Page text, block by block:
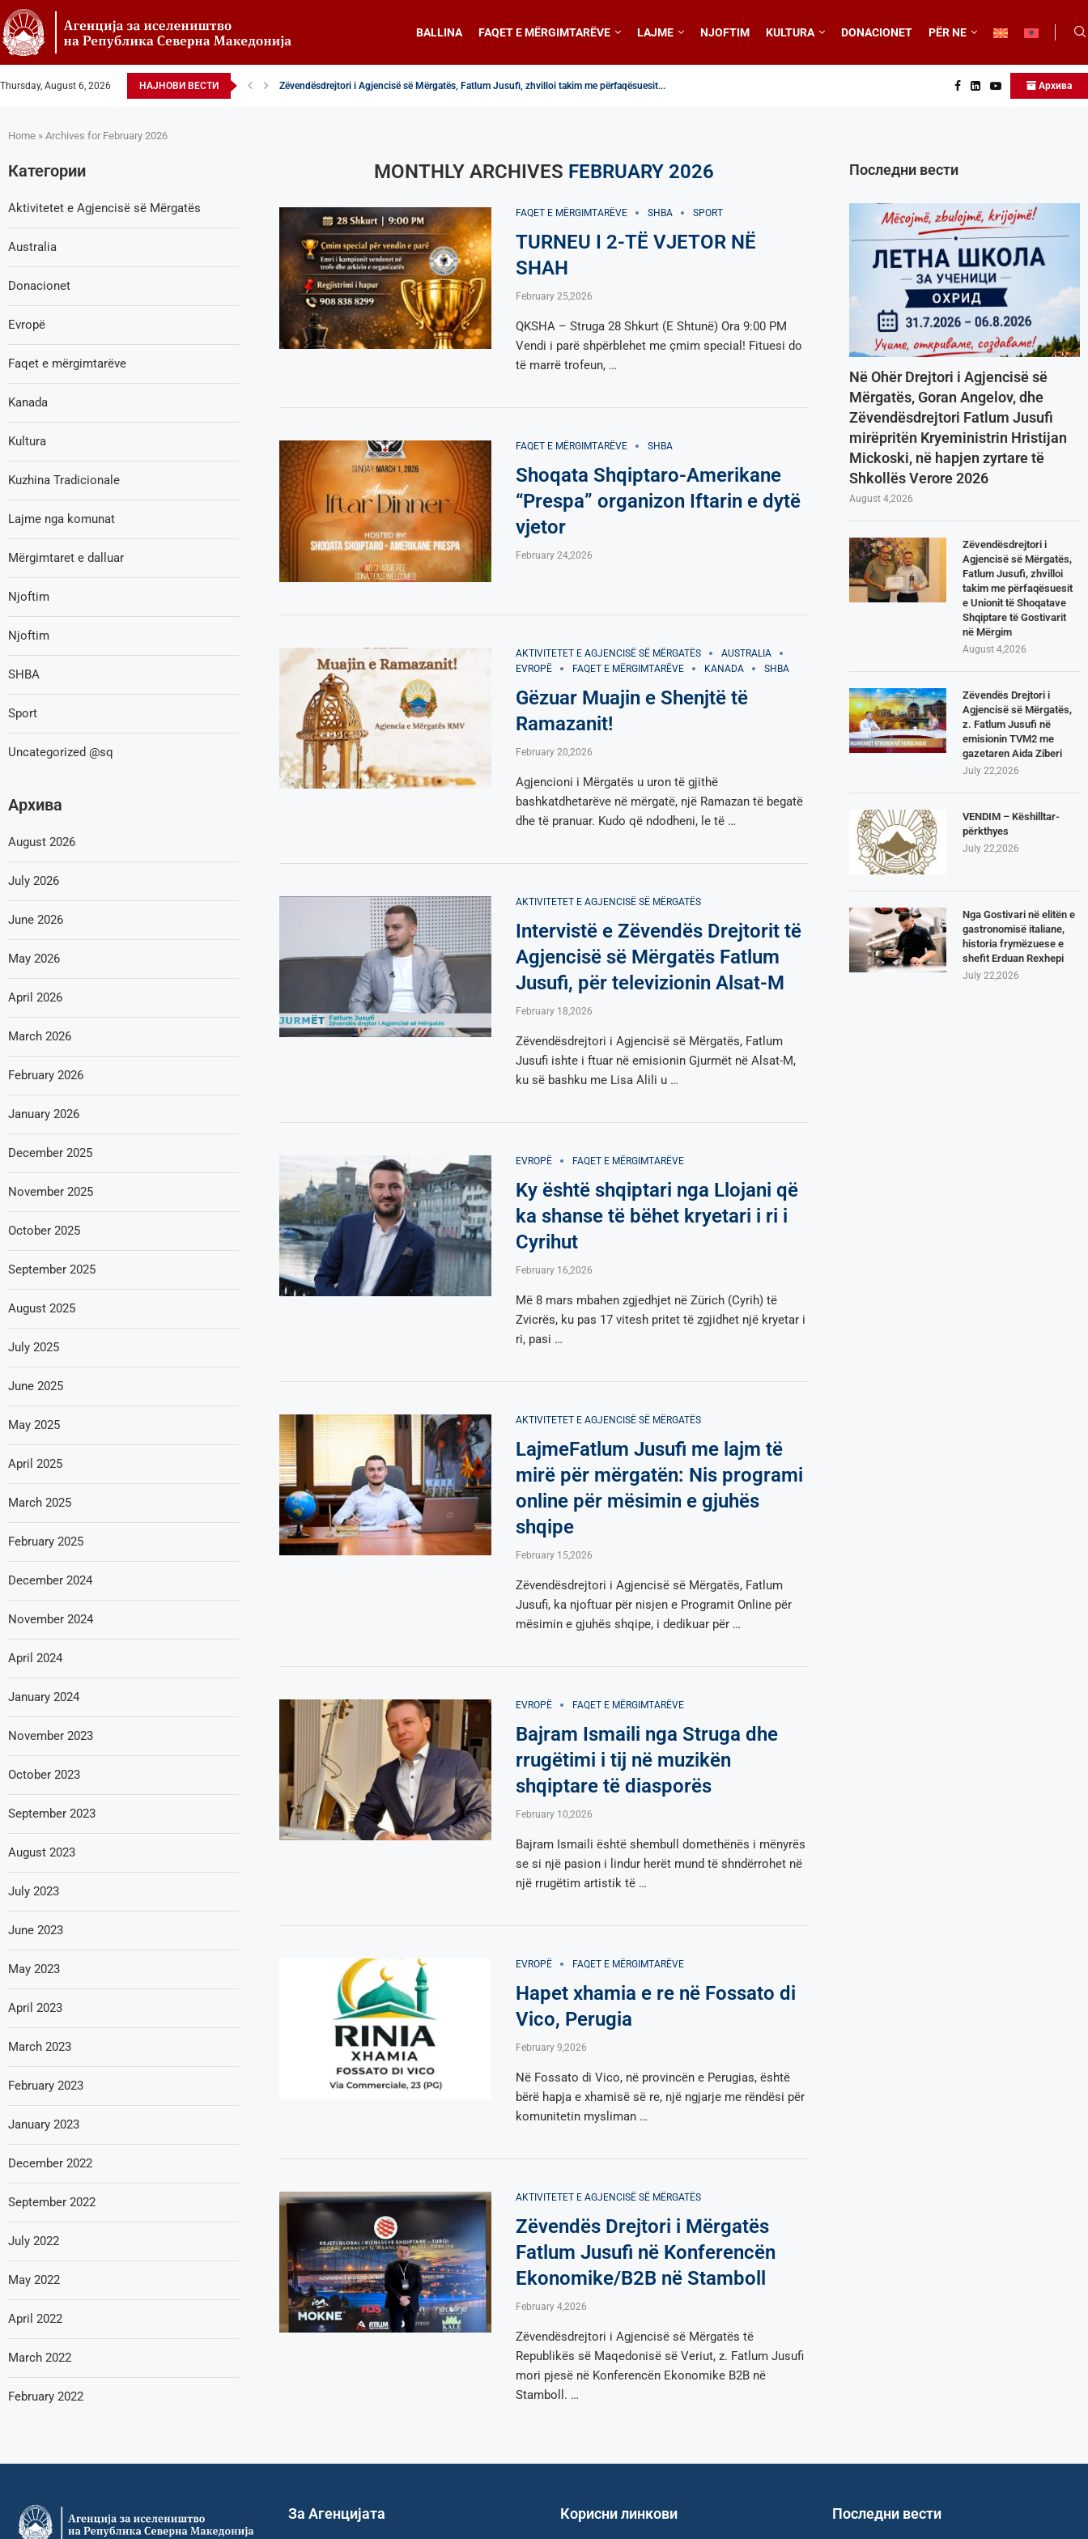
BALLINA FAQET E MËRGIMTARËVE LAJME NJOFTIM KULTURA DONACIONET PËR NE
Thursday, August 6, 2026 НАЈНОВИ ВЕСТИ Zëvendësdrejtori i Agjencisë së Mërgatës, Fatlum Jusufi, zhvilloi takim me përfaqësuesit... Архива
Home » Archives for February 2026
MONTHLY ARCHIVES FEBRUARY 2026
FAQET E MËRGIMTARËVE SHBA SPORT
TURNEU I 2-TË VJETOR NË
SHAH
February 25,2026
QKSHA – Struga 28 Shkurt (E Shtunë) Ora 9:00 PM
Vendi i parë shpërblehet me çmim special! Fituesi do
të marrë trofeun, …
FAQET E MËRGIMTARËVE SHBA
Shoqata Shqiptaro-Amerikane
“Prespa” organizon Iftarin e dytë
vjetor
February 24,2026
AKTIVITETET E AGJENCISË SË МËRGATËS
AUSTRALIA
EVROPË
FAQET E MËRGIMTARËVE KANADA SHBA
Gëzuar Muajin e Shenjtë të
Ramazanit!
February 20,2026
Agjencioni i Mërgatës u uron të gjithë
bashkatdhetarëve në mërgatë, një Ramazan të begatë
dhe të pranuar. Kudo që ndodheni, le të …
AKTIVITETET E AGJENCISË SË МËRGATËS
Intervistë e Zëvendës Drejtorit të
Agjencisë së Mërgatës Fatlum
Jusufi, për televizionin Alsat-M
February 18,2026
Zëvendësdrejtori i Agjencisë së Mërgatës, Fatlum
Jusufi ishte i ftuar në emisionin Gjurmët në Alsat-M,
ku së bashku me Lisa Alili u …
EVROPË FAQET E MËRGIMTARËVE
Ky është shqiptari nga Llojani që
ka shanse të bëhet kryetari i ri i
Cyrihut
February 16,2026
Më 8 mars mbahen zgjedhjet në Zürich (Cyrih) të
Zvicrës, ku pas 17 vitesh pritet të zgjidhet një kryetar i
ri, pasi …
AKTIVITETET E AGJENCISË SË МËRGATËS
LajmeFatlum Jusufi me lajm të
mirë për mërgatën: Nis programi
online për mësimin e gjuhës
shqipe
February 15,2026
Zëvendësdrejtori i Agjencisë së Mërgatës, Fatlum
Jusufi, ka njoftuar për nisjen e Programit Online për
mësimin e gjuhës shqipe, i dedikuar për …
EVROPË FAQET E MËRGIMTARËVE
Bajram Ismaili nga Struga dhe
rrugëtimi i tij në muzikën
shqiptare të diasporës
February 10,2026
Bajram Ismaili është shembull domethënës i mënyrës
se si një pasion i lindur herët mund të shndërrohet në
një rrugëtim artistik të …
EVROPË FAQET E MËRGIMTARËVE
Hapet xhamia e re në Fossato di
Vico, Perugia
February 9,2026
Në Fossato di Vico, në provincën e Perugias, është
bërë hapja e xhamisë së re, një ngjarje me rëndësi për
komunitetin mysliman …
AKTIVITETET E AGJENCISË SË МËRGATËS
Zëvendës Drejtori i Mërgatës
Fatlum Jusufi në Konferencën
Ekonomike/B2B në Stamboll
February 4,2026
Zëvendësdrejtori i Agjencisë së Mërgatës të
Republikës së Maqedonisë së Veriut, z. Fatlum Jusufi
mori pjesë në Konferencën Ekonomike B2B në
Stamboll. …
Последни вести
Në Ohër Drejtori i Agjencisë së
Mërgatës, Goran Angelov, dhe
Zëvendësdrejtori Fatlum Jusufi
mirëpritën Kryeministrin Hristijan
Mickoski, në hapjen zyrtare të
Shkollës Verore 2026
August 4,2026
Zëvendësdrejtori i
Agjencisë së Mërgatës,
Fatlum Jusufi, zhvilloi
takim me përfaqësuesit
e Unionit të Shoqatave
Shqiptare të Gostivarit
në Mërgim
August 4,2026
Zëvendës Drejtori i
Agjencisë së Mërgatës,
z. Fatlum Jusufi në
emisionin TVM2 me
gazetaren Aida Ziberi
July 22,2026
VENDIM – Këshilltar-
përkthyes
July 22,2026
Nga Gostivari në elitën e
gastronomisë italiane,
historia frymëzuese e
shefit Erduan Rexhepi
July 22,2026
Категории
Aktivitetet e Agjencisë së Мërgatës
Australia
Donacionet
Evropë
Faqet e mërgimtarëve
Kanada
Kultura
Kuzhina Tradicionale
Lajme nga komunat
Mërgimtaret e dalluar
Njoftim
Njoftim
SHBA
Sport
Uncategorized @sq
Архива
August 2026
July 2026
June 2026
May 2026
April 2026
March 2026
February 2026
January 2026
December 2025
November 2025
October 2025
September 2025
August 2025
July 2025
June 2025
May 2025
April 2025
March 2025
February 2025
December 2024
November 2024
April 2024
January 2024
November 2023
October 2023
September 2023
August 2023
July 2023
June 2023
May 2023
April 2023
March 2023
February 2023
January 2023
December 2022
September 2022
July 2022
May 2022
April 2022
March 2022
February 2022
За Агенцијата Корисни линкови Последни вести